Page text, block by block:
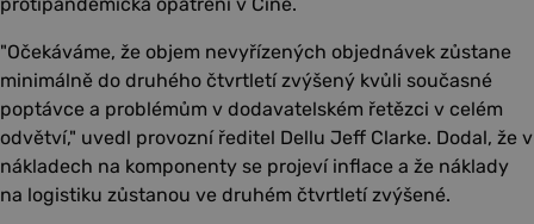
"Očekáváme, že objem nevyřízených objednávek zůstane
minimálně do druhého čtvrtletí zvýšený kvůli současné
poptávce a problémům v dodavatelském řetězci v celém
odvětví," uvedl provozní ředitel Dellu Jeff Clarke. Dodal, že v
nákladech na komponenty se projeví inflace a že náklady
na logistiku zůstanou ve druhém čtvrtletí zvýšené.